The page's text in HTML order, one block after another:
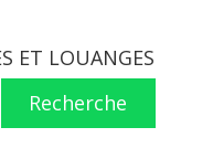
ET LOUANGES
Recherche